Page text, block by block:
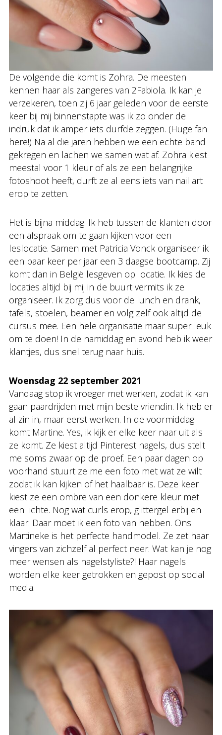
De volgende die komt is Zohra. De meesten
kennen haar als zangeres van 2Fabiola. Ik kan je
verzekeren, toen zij 6 jaar geleden voor de eerste
keer bij mij binnenstapte was ik zo onder de
indruk dat ik amper iets durfde zeggen. (Huge fan
here!) Na al die jaren hebben we een echte band
gekregen en lachen we samen wat af. Zohra kiest
meestal voor 1 kleur of als ze een belangrijke
fotoshoot heeft, durft ze al eens iets van nail art
erop te zetten.
Het is bijna middag. Ik heb tussen de klanten door
een afspraak om te gaan kijken voor een
leslocatie. Samen met Patricia Vonck organiseer ik
een paar keer per jaar een 3 daagse bootcamp. Zij
komt dan in België lesgeven op locatie. Ik kies de
locaties altijd bij mij in de buurt vermits ik ze
organiseer. Ik zorg dus voor de lunch en drank,
tafels, stoelen, beamer en volg zelf ook altijd de
cursus mee. Een hele organisatie maar super leuk
om te doen! In de namiddag en avond heb ik weer
klantjes, dus snel terug naar huis.
Woensdag 22 september 2021
Vandaag stop ik vroeger met werken, zodat ik kan
gaan paardrijden met mijn beste vriendin. Ik heb er
al zin in, maar eerst werken. In de voormiddag
komt Martine. Yes, ik kijk er elke keer naar uit als
ze komt. Ze kiest altijd Pinterest nagels, dus stelt
me soms zwaar op de proef. Een paar dagen op
voorhand stuurt ze me een foto met wat ze wilt
zodat ik kan kijken of het haalbaar is. Deze keer
kiest ze een ombre van een donkere kleur met
een lichte. Nog wat curls erop, glittergel erbij en
klaar. Daar moet ik een foto van hebben. Ons
Martineke is het perfecte handmodel. Ze zet haar
vingers van zichzelf al perfect neer. Wat kan je nog
meer wensen als nagelstyliste?! Haar nagels
worden elke keer getrokken en gepost op social
media.